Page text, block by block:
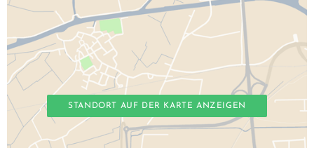
STANDORT AUF DER KARTE ANZEIGEN